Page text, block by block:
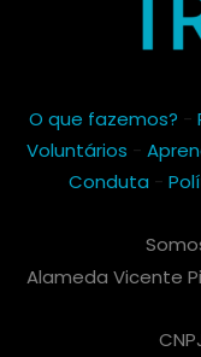
O que fazemos? -
Voluntários -
Conduta -
Alameda Vicente